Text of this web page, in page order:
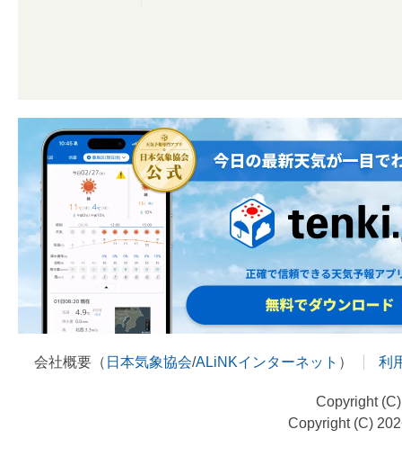
会社概要（ 日本気象協会/ALiNKインターネット ） 利
Copyright
Copyright (C)